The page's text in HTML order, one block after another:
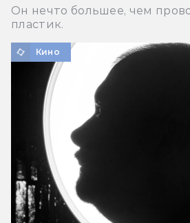
Он нечто большее, чем
пластик.
Кино